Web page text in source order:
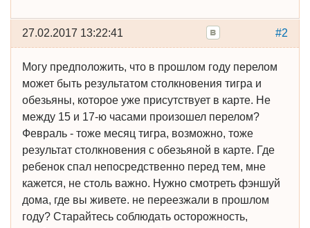
#2
27.02.2017 13:22:41
Могу предположить, что в прошлом году перелом
может быть результатом столкновения тигра и
обезьяны, которое уже присутствует в карте. Не
между 15 и 17-ю часами произошел перелом?
Февраль - тоже месяц тигра, возможно, тоже
результат столкновения с обезьяной в карте. Где
ребенок спал непосредственно перед тем, мне
кажется, не столь важно. Нужно смотреть фэншуй
дома, где вы живете. не переезжали в прошлом
году? Старайтесь соблюдать осторожность,